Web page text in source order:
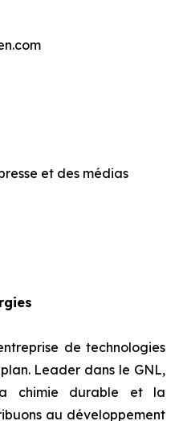
et des médias
de technologies
Leader dans le GNL,
la chimie durable et la
au développement